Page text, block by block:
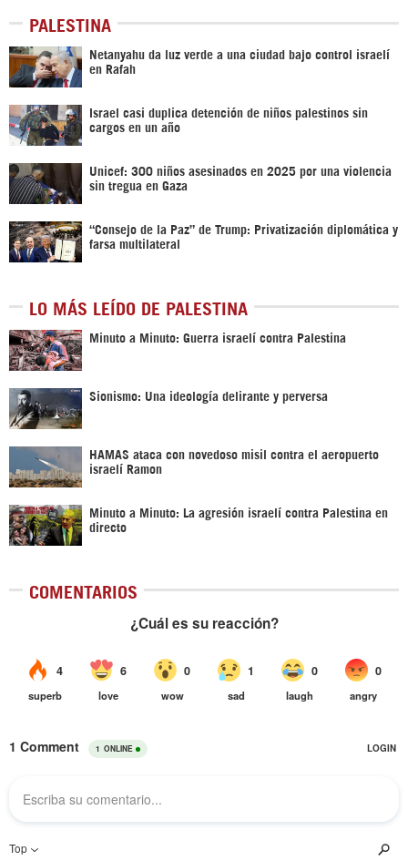
PALESTINA
Netanyahu da luz verde a una ciudad bajo control israelí
en Rafah
Israel casi duplica detención de niños palestinos sin
cargos en un año
Unicef: 300 niños asesinados en 2025 por una violencia
sin tregua en Gaza
“Consejo de la Paz” de Trump: Privatización diplomática y
farsa multilateral
LO MÁS LEÍDO DE PALESTINA
Minuto a Minuto: Guerra israelí contra Palestina
Sionismo: Una ideología delirante y perversa
HAMAS ataca con novedoso misil contra el aeropuerto
israelí Ramon
Minuto a Minuto: La agresión israelí contra Palestina en
directo
COMENTARIOS